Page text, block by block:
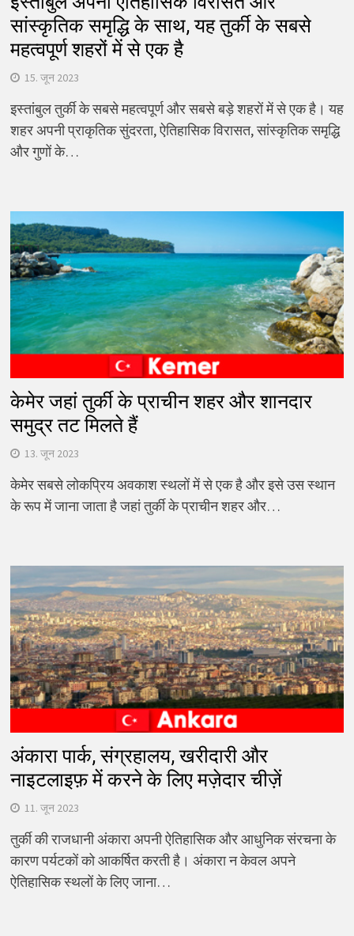
सांस्कृतिक समृद्धि के साथ, यह तुर्की के सबसे
महत्वपूर्ण शहरों में से एक है
15. जून 2023
इस्तांबुल तुर्की के सबसे महत्वपूर्ण और सबसे बड़े शहरों में से एक है। यह
शहर अपनी प्राकृतिक सुंदरता, ऐतिहासिक विरासत, सांस्कृतिक समृद्धि
और गुणों के…
केमेर जहां तुर्की के प्राचीन शहर और शानदार
समुद्र तट मिलते हैं
13. जून 2023
केमेर सबसे लोकप्रिय अवकाश स्थलों में से एक है और इसे उस स्थान
के रूप में जाना जाता है जहां तुर्की के प्राचीन शहर और…
अंकारा पार्क, संग्रहालय, खरीदारी और
नाइटलाइफ़ में करने के लिए मज़ेदार चीज़ें
11. जून 2023
तुर्की की राजधानी अंकारा अपनी ऐतिहासिक और आधुनिक संरचना के
कारण पर्यटकों को आकर्षित करती है। अंकारा न केवल अपने
ऐतिहासिक स्थलों के लिए जाना…